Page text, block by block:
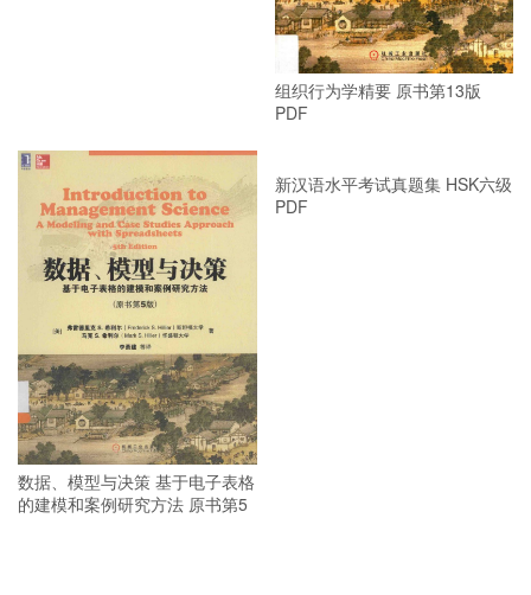
组织行为学精要 原书第13版
PDF
数据、模型与决策 基于电子表格
的建模和案例研究方法 原书第5
新汉语水平考试真题集 HSK六级
PDF